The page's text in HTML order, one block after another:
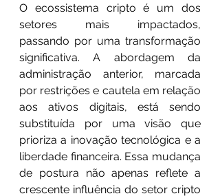
O ecossistema cripto é um dos
setores mais impactados,
passando por uma transformação
significativa. A abordagem da
administração anterior, marcada
por restrições e cautela em relação
aos ativos digitais, está sendo
substituída por uma visão que
prioriza a inovação tecnológica e a
liberdade financeira. Essa mudança
de postura não apenas reflete a
crescente influência do setor cripto